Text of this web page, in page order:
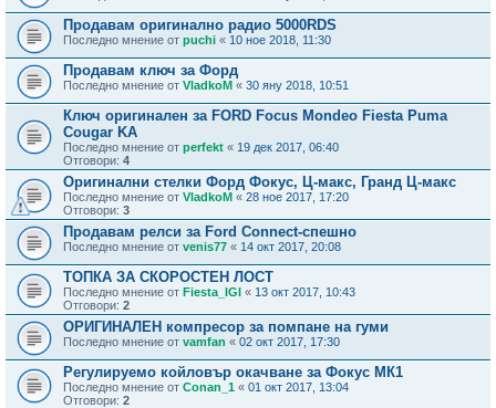
Продавам оригинално радио 5000RDS
Последно мнение от puchi « 10 ное 2018, 11:30
Продавам ключ за Форд
Последно мнение от VladkoM « 30 яну 2018, 10:51
Ключ оригинален за FORD Focus Mondeo Fiesta Puma
Cougar KA
Последно мнение от perfekt « 19 дек 2017, 06:40
Отговори: 4
Оригинални стелки Форд Фокус, Ц-макс, Гранд Ц-макс
Последно мнение от VladkoM « 28 ное 2017, 17:20
Отговори: 3
Продавам релси за Ford Connect-спешно
Последно мнение от venis77 « 14 окт 2017, 20:08
ТОПКА ЗА СКОРОСТЕН ЛОСТ
Последно мнение от Fiesta_IGI « 13 окт 2017, 10:43
Отговори: 2
ОРИГИНАЛЕН компресор за помпане на гуми
Последно мнение от vamfan « 02 окт 2017, 17:30
Регулируемо койловър окачване за Фокус МК1
Последно мнение от Conan_1 « 01 окт 2017, 13:04
Отговори: 2